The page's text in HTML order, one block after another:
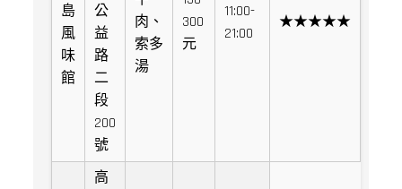
島
風
味
館
公
益
路
二
段
200
號
肉、
索多
湯
300
元
11:00-
21:00
★★★★★
高